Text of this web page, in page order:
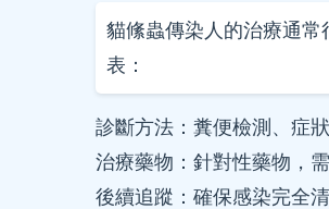
貓絛蟲傳染人的治療通常
表：
診斷方法：糞便檢測、症
治療藥物：針對性藥物，需
後續追蹤：確保感染完全